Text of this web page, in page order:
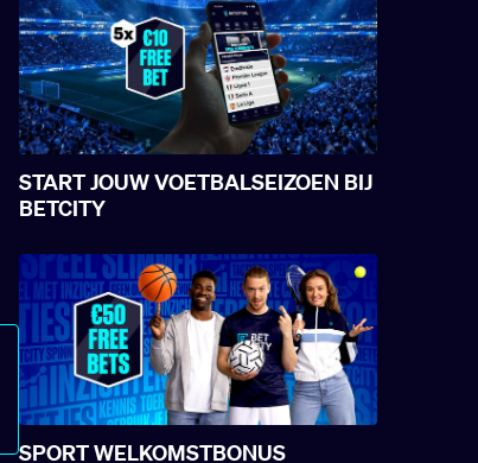
START JOUW VOETBALSEIZOEN BIJ
BETCITY
SPORT WELKOMSTBONUS